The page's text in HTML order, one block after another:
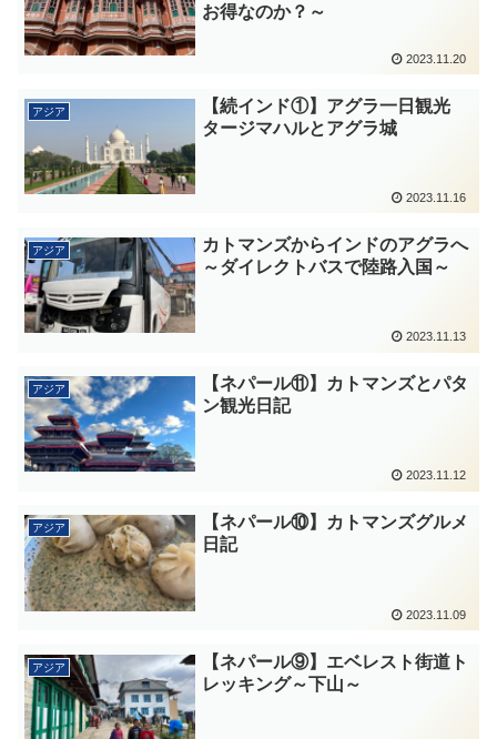
お得なのか？～
2023.11.20
アジア
【続インド①】アグラ一日観光
タージマハルとアグラ城
2023.11.16
アジア
カトマンズからインドのアグラへ
～ダイレクトバスで陸路入国～
2023.11.13
アジア
【ネパール⑪】カトマンズとパタ
ン観光日記
2023.11.12
アジア
【ネパール⑩】カトマンズグルメ
日記
2023.11.09
アジア
【ネパール⑨】エベレスト街道ト
レッキング～下山～